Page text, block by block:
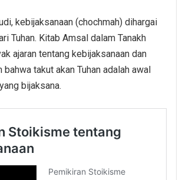
kebijaksanaan (chochmah) dihargai
Tuhan. Kitab Amsal dalam Tanakh
ajaran tentang kebijaksanaan dan
bahwa takut akan Tuhan adalah awal
bijaksana.